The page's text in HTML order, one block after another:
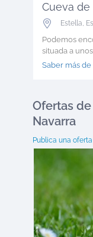
Cueva de
Estella,
Podemos
situada a
Saber más de
Ofertas de
Navarra
Publica una oferta